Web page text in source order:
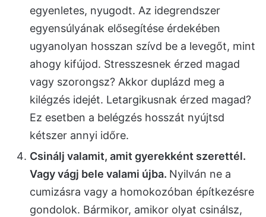
egyenletes, nyugodt. Az idegrendszer
egyensúlyának elősegítése érdekében
ugyanolyan hosszan szívd be a levegőt, mint
ahogy kifújod. Stresszesnek érzed magad
vagy szorongsz? Akkor duplázd meg a
kilégzés idejét. Letargikusnak érzed magad?
Ez esetben a belégzés hosszát nyújtsd
kétszer annyi időre.
Csinálj valamit, amit gyerekként szerettél.
Vagy vágj bele valami újba. Nyilván ne a
cumizásra vagy a homokozóban építkezésre
gondolok. Bármikor, amikor olyat csinálsz,